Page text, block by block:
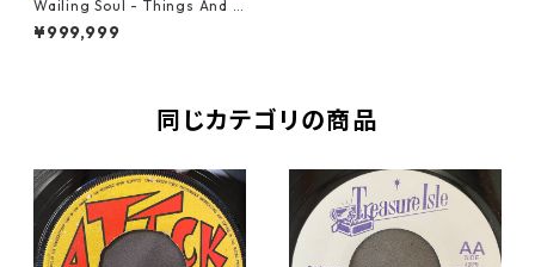
Wailing Soul - Things And T
ime【7-21274】
¥999,999
同じカテゴリの商品